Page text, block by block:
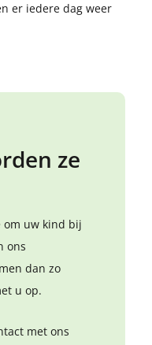
er iedere dag weer
ze
om uw kind bij
ons
dan zo
u op.
met ons